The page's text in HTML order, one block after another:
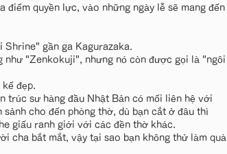
quyền lực, vào những ngày lễ sẽ mang đến
Shrine" gần ga Kagurazaka.
"Zenkokuji", nhưng nó còn được gọi là "ngôi
đẹp.
trúc sư hàng đầu Nhật Bản có mối liên hệ với
cho đến phòng thờ, dù bạn cắt ở đâu thì
giấu ranh giới với các đền thờ khác.
cha bắt mắt, vậy tại sao bạn không thử làm quà